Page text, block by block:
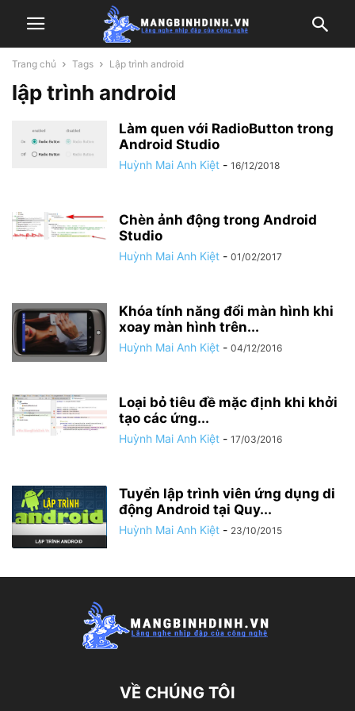
Trang chủ Tags Lập trình android
lập trình android
Làm quen với RadioButton trong
Android Studio
Huỳnh Mai Anh Kiệt - 16/12/2018
Chèn ảnh động trong Android
Studio
Huỳnh Mai Anh Kiệt - 01/02/2017
Khóa tính năng đổi màn hình khi
xoay màn hình trên...
Huỳnh Mai Anh Kiệt - 04/12/2016
Loại bỏ tiêu đề mặc định khi khởi
tạo các ứng...
Huỳnh Mai Anh Kiệt - 17/03/2016
Tuyển lập trình viên ứng dụng di
động Android tại Quy...
Huỳnh Mai Anh Kiệt - 23/10/2015
VỀ CHÚNG TÔI